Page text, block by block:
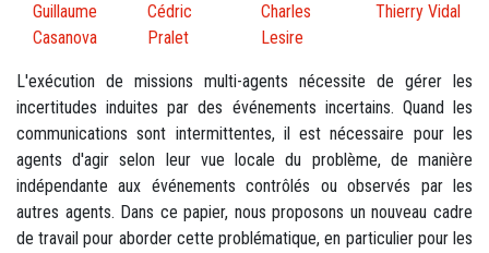
Guillaume
Casanova
Cédric
Pralet
Charles
Lesire
Thierry Vidal
L'exécution de missions multi-agents nécessite de gérer les
incertitudes induites par des événements incertains. Quand les
communications sont intermittentes, il est nécessaire pour les
agents d'agir selon leur vue locale du problème, de manière
indépendante aux événements contrôlés ou observés par les
autres agents. Dans ce papier, nous proposons un nouveau cadre
de travail pour aborder cette problématique, en particulier pour les